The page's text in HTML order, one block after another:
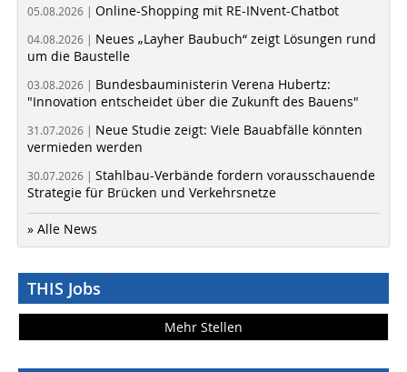
05.08.2026 | Online-Shopping mit RE-INvent-Chatbot
04.08.2026 | Neues „Layher Baubuch“ zeigt Lösungen rund
um die Baustelle
03.08.2026 | Bundesbauministerin Verena Hubertz:
"Innovation entscheidet über die Zukunft des Bauens"
31.07.2026 | Neue Studie zeigt: Viele Bauabfälle könnten
vermieden werden
30.07.2026 | Stahlbau-Verbände fordern vorausschauende
Strategie für Brücken und Verkehrsnetze
» Alle News
THIS Jobs
Mehr Stellen